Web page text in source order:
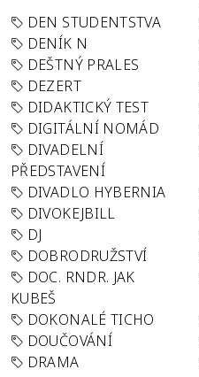
DEN STUDENTSTVA
DENÍK N
DEŠTNÝ PRALES
DEZERT
DIDAKTICKÝ TEST
DIGITÁLNÍ NOMÁD
DIVADELNÍ
PŘEDSTAVENÍ
DIVADLO HYBERNIA
DIVOKEJBILL
DJ
DOBRODRUŽSTVÍ
DOC. RNDR. JAK
KUBEŠ
DOKONALÉ TICHO
DOUČOVÁNÍ
DRAMA